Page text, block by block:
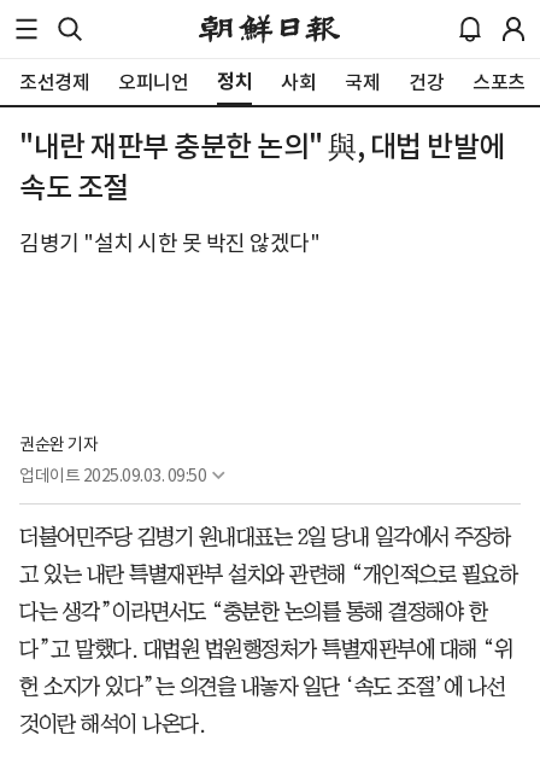
조선경제 오피니언 정치 사회 국제 건강 스포츠
"내란 재판부 충분한 논의" 與, 대법 반발에
속도 조절
김병기 "설치 시한 못 박진 않겠다"
권순완 기자
업데이트 2025.09.03. 09:50
더불어민주당 김병기 원내대표는 2일 당내 일각에서 주장하
고 있는 내란 특별재판부 설치와 관련해 “개인적으로 필요하
다는 생각”이라면서도 “충분한 논의를 통해 결정해야 한
다”고 말했다. 대법원 법원행정처가 특별재판부에 대해 “위
헌 소지가 있다”는 의견을 내놓자 일단 ‘속도 조절’에 나선
것이란 해석이 나온다.